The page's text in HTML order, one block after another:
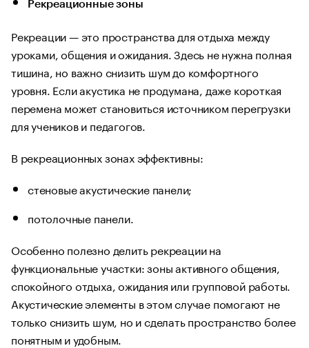
Рекреационные зоны
Рекреации — это пространства для отдыха между
уроками, общения и ожидания. Здесь не нужна полная
тишина, но важно снизить шум до комфортного
уровня. Если акустика не продумана, даже короткая
перемена может становиться источником перегрузки
для учеников и педагогов.
В рекреационных зонах эффективны:
стеновые акустические панели;
потолочные панели.
Особенно полезно делить рекреации на
функциональные участки: зоны активного общения,
спокойного отдыха, ожидания или групповой работы.
Акустические элементы в этом случае помогают не
только снизить шум, но и сделать пространство более
понятным и удобным.